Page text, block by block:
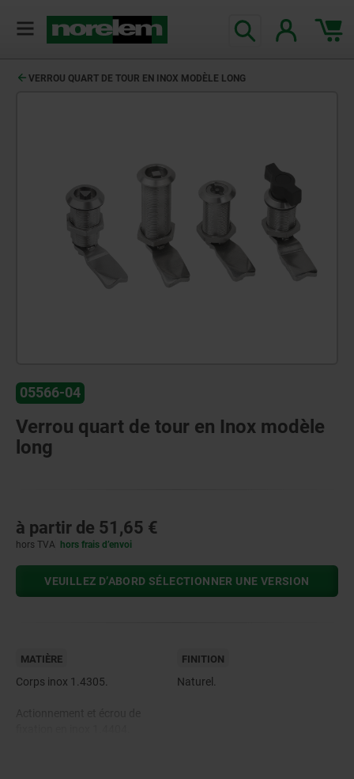
VERROU QUART DE TOUR EN INOX MODÈLE LONG
05566-04
Verrou quart de tour en Inox modèle
long
à partir de 51,65 €
hors TVA hors frais d’envoi
VEUILLEZ D’ABORD SÉLECTIONNER UNE VERSION
MATIÈRE
Corps inox 1.4305.
FINITION
Naturel.